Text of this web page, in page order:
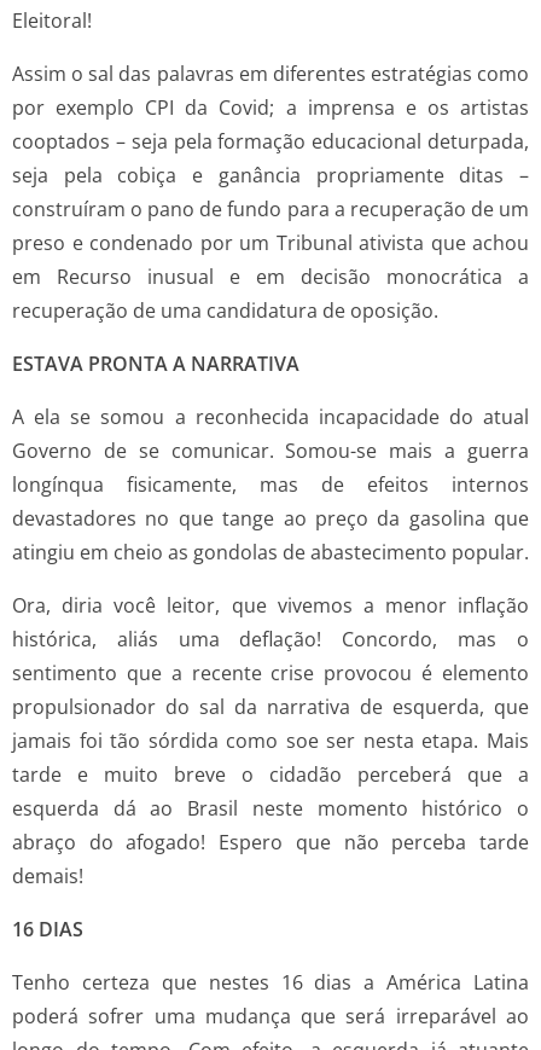
Eleitoral!
Assim o sal das palavras em diferentes estratégias como
por exemplo CPI da Covid; a imprensa e os artistas
cooptados – seja pela formação educacional deturpada,
seja pela cobiça e ganância propriamente ditas –
construíram o pano de fundo para a recuperação de um
preso e condenado por um Tribunal ativista que achou
em Recurso inusual e em decisão monocrática a
recuperação de uma candidatura de oposição.
ESTAVA PRONTA A NARRATIVA
A ela se somou a reconhecida incapacidade do atual
Governo de se comunicar. Somou-se mais a guerra
longínqua fisicamente, mas de efeitos internos
devastadores no que tange ao preço da gasolina que
atingiu em cheio as gondolas de abastecimento popular.
Ora, diria você leitor, que vivemos a menor inflação
histórica, aliás uma deflação! Concordo, mas o
sentimento que a recente crise provocou é elemento
propulsionador do sal da narrativa de esquerda, que
jamais foi tão sórdida como soe ser nesta etapa. Mais
tarde e muito breve o cidadão perceberá que a
esquerda dá ao Brasil neste momento histórico o
abraço do afogado! Espero que não perceba tarde
demais!
16 DIAS
Tenho certeza que nestes 16 dias a América Latina
poderá sofrer uma mudança que será irreparável ao